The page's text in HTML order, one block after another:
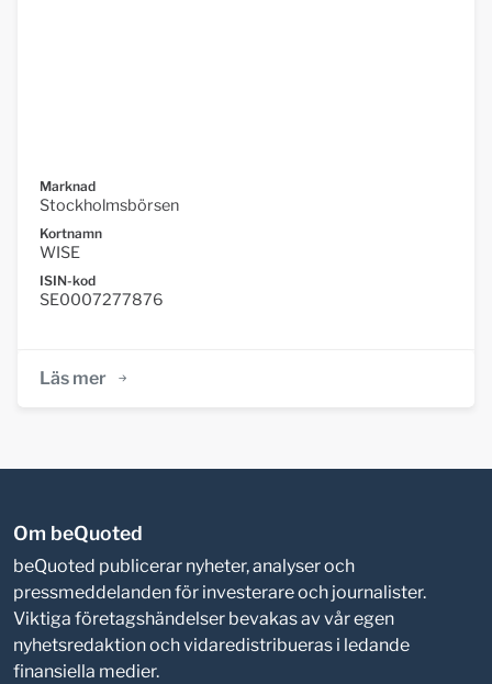
Marknad
Stockholmsbörsen
Kortnamn
WISE
ISIN-kod
SE0007277876
Läs mer
Om beQuoted
beQuoted publicerar nyheter, analyser och
pressmeddelanden för investerare och journalister.
Viktiga företagshändelser bevakas av vår egen
nyhetsredaktion och vidaredistribueras i ledande
finansiella medier.